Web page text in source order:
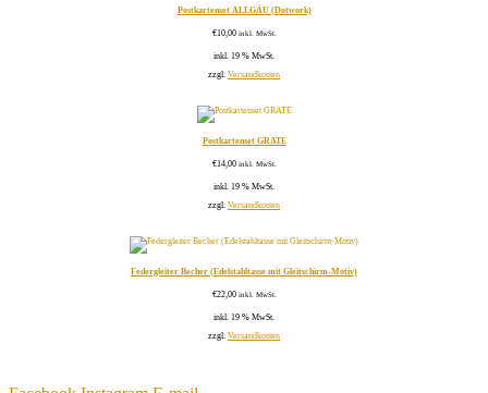
Postkartenset ALLGÄU (Dotwork)
€10,00 inkl. MwSt.
inkl. 19 % MwSt.
zzgl. Versandkosten
Postkartenset GRATE
€14,00 inkl. MwSt.
inkl. 19 % MwSt.
zzgl. Versandkosten
Federgleiter Becher (Edelstahltasse mit Gleitschirm-Motiv)
€22,00 inkl. MwSt.
inkl. 19 % MwSt.
zzgl. Versandkosten